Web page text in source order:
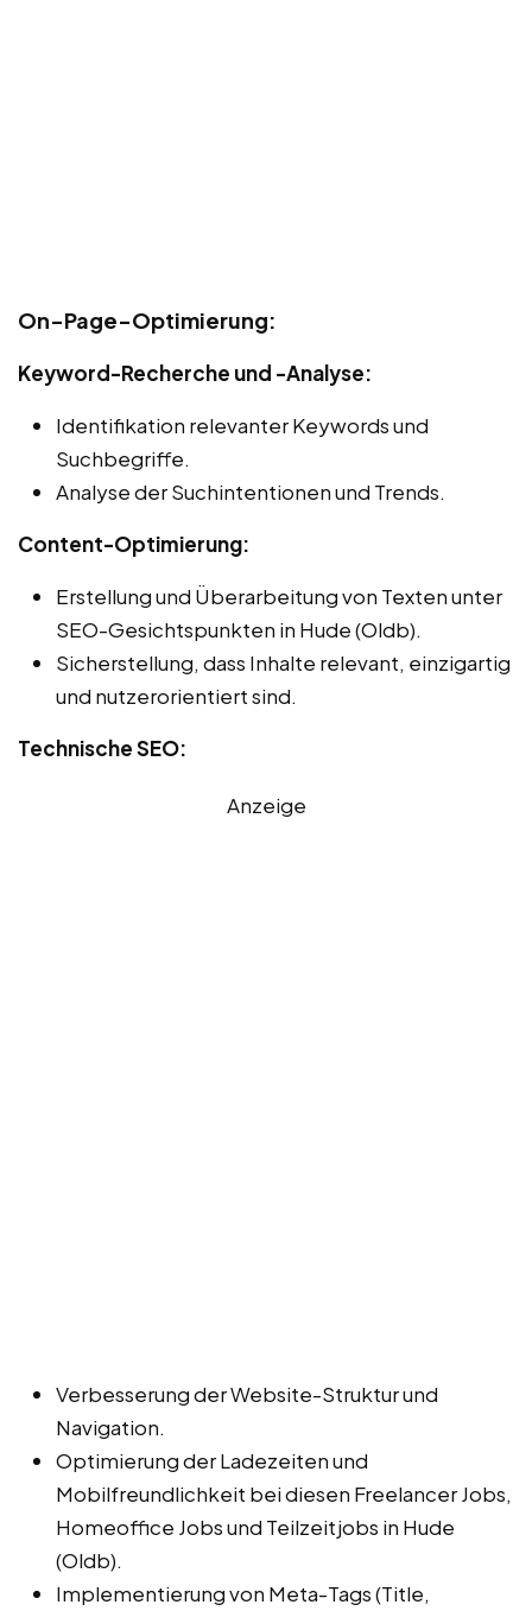
On-Page-Optimierung:
Keyword-Recherche und -Analyse:
Identifikation relevanter Keywords und
Suchbegriffe.
Analyse der Suchintentionen und Trends.
Content-Optimierung:
Erstellung und Überarbeitung von Texten unter
SEO-Gesichtspunkten in Hude (Oldb).
Sicherstellung, dass Inhalte relevant, einzigartig
und nutzerorientiert sind.
Technische SEO:
Anzeige
Verbesserung der Website-Struktur und
Navigation.
Optimierung der Ladezeiten und
Mobilfreundlichkeit bei diesen Freelancer Jobs,
Homeoffice Jobs und Teilzeitjobs in Hude
(Oldb).
Implementierung von Meta-Tags (Title,